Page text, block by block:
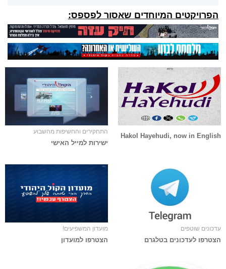
הפרויקטים המיוחדים שאסור לפספס:
Hakol Hayehudi, now in English
התחקירים והחשיפות מהשבוע
ישירות למייל האישי
עדכונים שוטפים
הצטרפו לעדכונים בטלגרם
מועדון המשפיעים!
הצטרפו למועדון